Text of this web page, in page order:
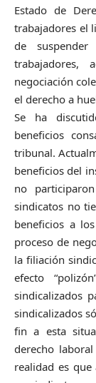
Estado de
trabajadores el
de
trabajadores,
negociación
el derecho a
Se ha
beneficios
tribunal.
beneficios del
no
sindicatos no
beneficios a
proceso de
la filiación
efecto
sindicalizados
sindicalizados
fin a esta
derecho
realidad es